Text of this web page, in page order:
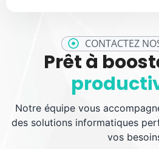
CONTACTEZ
Prêt à
Notre équipe vous
des solutions informatiques
vos